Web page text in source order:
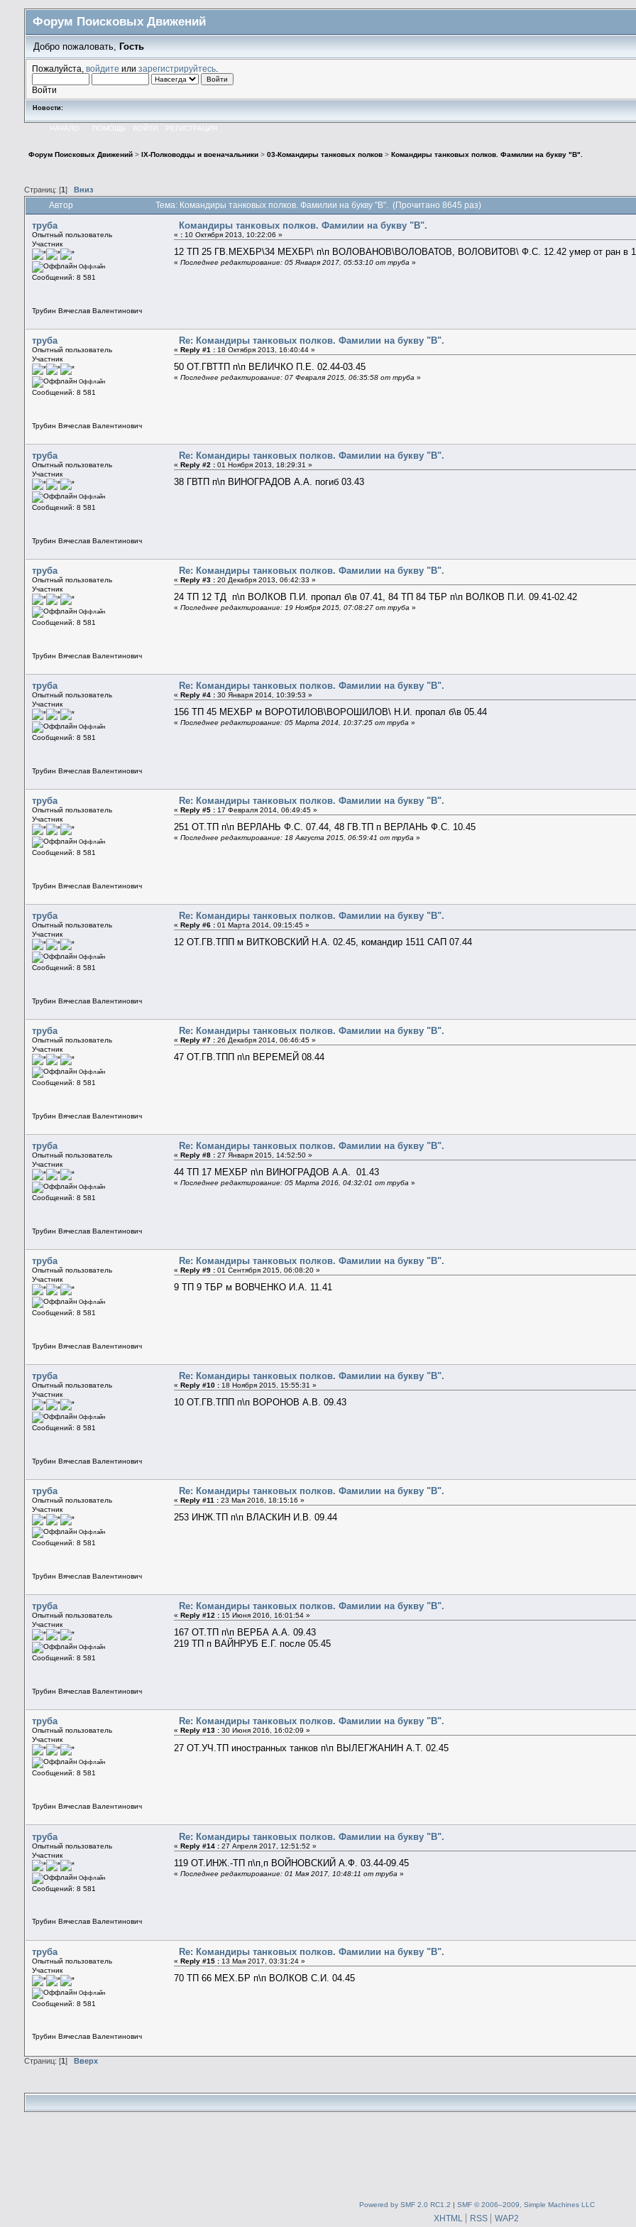
Форум Поисковых Движений
Добро пожаловать, Гость
Пожалуйста, войдите или зарегистрируйтесь.
Войти
Новости:
НАЧАЛО ПОМОЩЬ ВОЙТИ РЕГИСТРАЦИЯ
Форум Поисковых Движений > IX-Полководцы и военачальники >03-Командиры танковых полков > Командиры танковых полков. Фамилии на букву "В".
Страниц: [1 ] Вниз
Автор Тема: Командиры танковых полков. Фамилии на букву "В". (Прочитано 8645 раз)
труба
Опытный пользователь
Участник
Оффлайн
Сообщений: 8 581
Трубин Вячеслав Валентинович
Командиры танковых полков. Фамилии на букву "В".
« : 10 Октября 2013, 10:22:06 »
12 ТП 25 ГВ.МЕХБР\34 МЕХБР\ п\п ВОЛОВАНОВ\ВОЛОВАТОВ, ВОЛОВИТОВ\ Ф.С. 12.42 умер от ран в
«Последнее редактирование: 05 Января 2017, 05:53:10 от труба »
труба
Опытный пользователь
Участник
Оффлайн
Сообщений: 8 581
Трубин Вячеслав Валентинович
Re: Командиры танковых полков. Фамилии на букву "В".
«Reply #1 : 18 Октября 2013, 16:40:44 »
50 ОТ.ГВТТП п\п ВЕЛИЧКО П.Е. 02.44-03.45
«Последнее редактирование: 07 Февраля 2015, 06:35:58 от труба »
труба
Опытный пользователь
Участник
Оффлайн
Сообщений: 8 581
Трубин Вячеслав Валентинович
Re: Командиры танковых полков. Фамилии на букву "В".
«Reply #2 : 01 Ноября 2013, 18:29:31 »
38 ГВТП п\п ВИНОГРАДОВ А.А. погиб 03.43
труба
Опытный пользователь
Участник
Оффлайн
Сообщений: 8 581
Трубин Вячеслав Валентинович
Re: Командиры танковых полков. Фамилии на букву "В".
«Reply #3 : 20 Декабря 2013, 06:42:33 »
24 ТП 12 ТД п\п ВОЛКОВ П.И. пропал б\в 07.41, 84 ТП 84 ТБР п\п ВОЛКОВ П.И. 09.41-02.42
«Последнее редактирование: 19 Ноября 2015, 07:08:27 от труба »
труба
Опытный пользователь
Участник
Оффлайн
Сообщений: 8 581
Трубин Вячеслав Валентинович
Re: Командиры танковых полков. Фамилии на букву "В".
«Reply #4 : 30 Января 2014, 10:39:53 »
156 ТП 45 МЕХБР м ВОРОТИЛОВ\ВОРОШИЛОВ\ Н.И. пропал б\в 05.44
«Последнее редактирование: 05 Марта 2014, 10:37:25 от труба »
труба
Опытный пользователь
Участник
Оффлайн
Сообщений: 8 581
Трубин Вячеслав Валентинович
Re: Командиры танковых полков. Фамилии на букву "В".
«Reply #5 : 17 Февраля 2014, 06:49:45 »
251 ОТ.ТП п\п ВЕРЛАНЬ Ф.С. 07.44, 48 ГВ.ТП п ВЕРЛАНЬ Ф.С. 10.45
«Последнее редактирование: 18 Августа 2015, 06:59:41 от труба »
труба
Опытный пользователь
Участник
Оффлайн
Сообщений: 8 581
Трубин Вячеслав Валентинович
Re: Командиры танковых полков. Фамилии на букву "В".
«Reply #6 : 01 Марта 2014, 09:15:45 »
12 ОТ.ГВ.ТПП м ВИТКОВСКИЙ Н.А. 02.45, командир 1511 САП 07.44
труба
Опытный пользователь
Участник
Оффлайн
Сообщений: 8 581
Трубин Вячеслав Валентинович
Re: Командиры танковых полков. Фамилии на букву "В".
«Reply #7 : 26 Декабря 2014, 06:46:45 »
47 ОТ.ГВ.ТПП п\п ВЕРЕМЕЙ 08.44
труба
Опытный пользователь
Участник
Оффлайн
Сообщений: 8 581
Трубин Вячеслав Валентинович
Re: Командиры танковых полков. Фамилии на букву "В".
«Reply #8 : 27 Января 2015, 14:52:50 »
44 ТП 17 МЕХБР п\п ВИНОГРАДОВ А.А. 01.43
«Последнее редактирование: 05 Марта 2016, 04:32:01 от труба »
труба
Опытный пользователь
Участник
Оффлайн
Сообщений: 8 581
Трубин Вячеслав Валентинович
Re: Командиры танковых полков. Фамилии на букву "В".
«Reply #9 : 01 Сентября 2015, 06:08:20 »
9 ТП 9 ТБР м ВОВЧЕНКО И.А. 11.41
труба
Опытный пользователь
Участник
Оффлайн
Сообщений: 8 581
Трубин Вячеслав Валентинович
Re: Командиры танковых полков. Фамилии на букву "В".
«Reply #10 : 18 Ноября 2015, 15:55:31 »
10 ОТ.ГВ.ТПП п\п ВОРОНОВ А.В. 09.43
труба
Опытный пользователь
Участник
Оффлайн
Сообщений: 8 581
Трубин Вячеслав Валентинович
Re: Командиры танковых полков. Фамилии на букву "В".
« Reply #11 : 23 Мая 2016, 18:15:16 »
253 ИНЖ.ТП п\п ВЛАСКИН И.В. 09.44
труба
Опытный пользователь
Участник
Оффлайн
Сообщений: 8 581
Трубин Вячеслав Валентинович
Re: Командиры танковых полков. Фамилии на букву "В".
« Reply #12 : 15 Июня 2016, 16:01:54 »
167 ОТ.ТП п\п ВЕРБА А.А. 09.43
219 ТП п ВАЙНРУБ Е.Г. после 05.45
труба
Опытный пользователь
Участник
Оффлайн
Сообщений: 8 581
Трубин Вячеслав Валентинович
Re: Командиры танковых полков. Фамилии на букву "В".
« Reply #13 : 30 Июня 2016, 16:02:09 »
27 ОТ.УЧ.ТП иностранных танков п\п ВЫЛЕГЖАНИН А.Т. 02.45
труба
Опытный пользователь
Участник
Оффлайн
Сообщений: 8 581
Трубин Вячеслав Валентинович
Re: Командиры танковых полков. Фамилии на букву "В".
«Reply #14 : 27 Апреля 2017, 12:51:52 »
119 ОТ.ИНЖ.-ТП п\п,п ВОЙНОВСКИЙ А.Ф. 03.44-09.45
«Последнее редактирование: 01 Мая 2017, 10:48:11 от труба »
труба
Опытный пользователь
Участник
Оффлайн
Сообщений: 8 581
Трубин Вячеслав Валентинович
Re: Командиры танковых полков. Фамилии на букву "В".
«Reply #15 : 13 Мая 2017, 03:31:24 »
70 ТП 66 МЕХ.БР п\п ВОЛКОВ С.И. 04.45
Страниц: [1] Вверх
Powered by SMF 2.0 RC1.2 | SMF © 2006–2009, Simple Machines LLC
XHTML RSS WAP2